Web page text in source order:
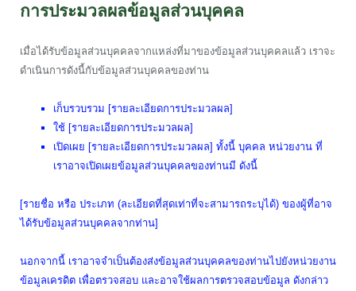
การประมวลผลข้อมูลส่วนบุคคล
เมื่อได้รับข้อมูลส่วนบุคคลจากแหล่งที่มาของข้อมูลส่วนบุคคลแล้ว เราจะ
ดำเนินการดังนี้กับข้อมูลส่วนบุคคลของท่าน
เก็บรวบรวม [รายละเอียดการประมวลผล]
ใช้ [รายละเอียดการประมวลผล]
เปิดเผย [รายละเอียดการประมวลผล] ทั้งนี้ บุคคล หน่วยงาน ที่
เราอาจเปิดเผยข้อมูลส่วนบุคคลของท่านมี ดังนี้
[รายชื่อ หรือ ประเภท (ละเอียดที่สุดเท่าที่จะสามารถระบุได้) ของผู้ที่อาจ
ได้รับข้อมูลส่วนบุคคลจากท่าน]
นอกจากนี้ เราอาจจำเป็นต้องส่งข้อมูลส่วนบุคคลของท่านไปยังหน่วยงาน
ข้อมูลเครดิต เพื่อตรวจสอบ และอาจใช้ผลการตรวจสอบข้อมูล ดังกล่าว